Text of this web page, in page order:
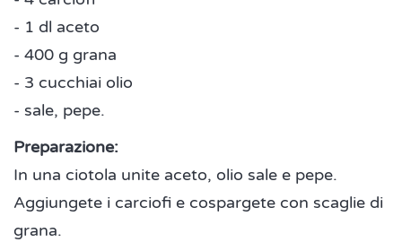
- 1 dl aceto
- 400 g grana
- 3 cucchiai olio
- sale, pepe.
Preparazione:
In una ciotola unite aceto, olio sale e pepe.
Aggiungete i carciofi e cospargete con scaglie di
grana.